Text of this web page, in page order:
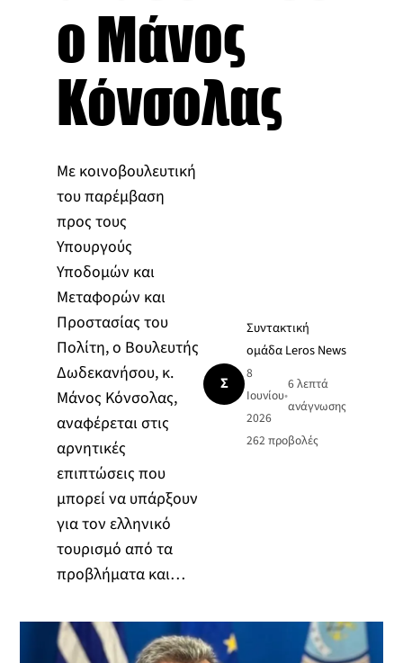
ο Μάνος
Κόνσολας
Με κοινοβουλευτική
του παρέμβαση
προς τους
Υπουργούς
Υποδομών και
Μεταφορών και
Προστασίας του
Πολίτη, ο Βουλευτής
Δωδεκανήσου, κ.
Μάνος Κόνσολας,
αναφέρεται στις
αρνητικές
επιπτώσεις που
μπορεί να υπάρξουν
για τον ελληνικό
τουρισμό από τα
προβλήματα και…
Σ
Συντακτική
ομάδα Leros News
8
Ιουνίου
2026
•
6 λεπτά
ανάγνωσης
262 προβολές